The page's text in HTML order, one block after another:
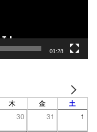
01:28
木 金 土
30 31 1